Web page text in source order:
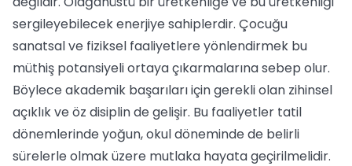
sergileyebilecek enerjiye sahiplerdir. Çocuğu
sanatsal ve fiziksel faaliyetlere yönlendirmek bu
müthiş potansiyeli ortaya çıkarmalarına sebep olur.
Böylece akademik başarıları için gerekli olan zihinsel
açıklık ve öz disiplin de gelişir. Bu faaliyetler tatil
dönemlerinde yoğun, okul döneminde de belirli
sürelerle olmak üzere mutlaka hayata geçirilmelidir.